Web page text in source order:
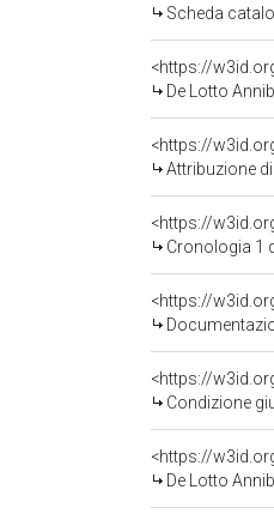
Scheda
<https://
De Lotto
<https://
Attribuzione
<https://
Cronologia 1
Condizione
<https://
De Lotto